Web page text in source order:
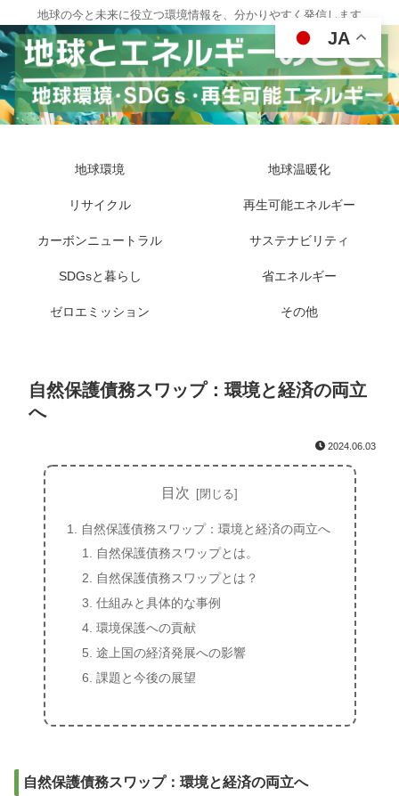
地球の今と未来に役立つ環境情報を、分かりやすく発信します
地球環境 地球温暖化
リサイクル 再生可能エネルギー
カーボンニュートラル サステナビリティ
SDGsと暮らし 省エネルギー
ゼロエミッション その他
自然保護債務スワップ：環境と経済の両立
へ
2024.06.03
目次
自然保護債務スワップ：環境と経済の両立へ
自然保護債務スワップとは。
自然保護債務スワップとは？
仕組みと具体的な事例
環境保護への貢献
途上国の経済発展への影響
課題と今後の展望
自然保護債務スワップ：環境と経済の両立へ
JA